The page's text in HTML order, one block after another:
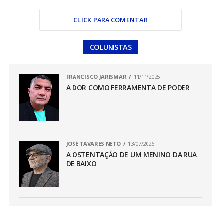
CLICK PARA COMENTAR
COLUNISTAS
FRANCISCO JARISMAR 11/11/2025
A DOR COMO FERRAMENTA DE PODER
JOSÉ TAVARES NETO 13/07/2026
A OSTENTAÇÃO DE UM MENINO DA RUA
DE BAIXO